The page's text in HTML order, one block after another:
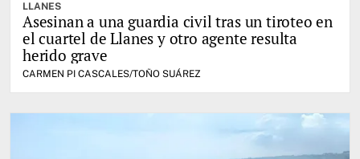
LLANES
Asesinan a una guardia civil tras un tiroteo en
el cuartel de Llanes y otro agente resulta
herido grave
CARMEN PI CASCALES/TOÑO SUÁREZ